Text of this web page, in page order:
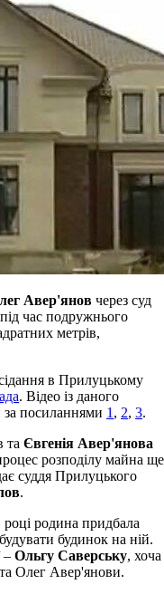
Авер'янов через суд
час подружнього
метрів,
в Прилуцькому
. Відео із даного
за посиланнями 1 , 2, 3.
та Євгенія Авер'янова
розподілу майна ще
суддя Прилуцького
.
родина придбала
будинок на ній.
– Ольгу Саверську, хоча
Олег Авер'янови.